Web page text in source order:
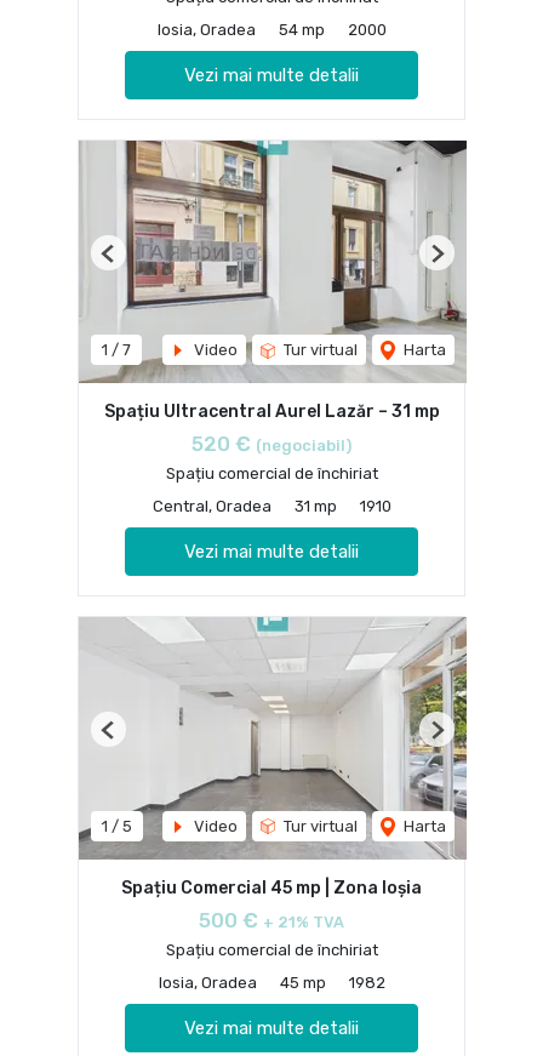
Iosia, Oradea
54 mp 2000
Vezi mai multe detalii
1 / 7 Video Tur virtual Harta
Previous Next
Spațiu Ultracentral Aurel Lazăr – 31 mp
520 € (negociabil)
Spațiu comercial de închiriat
Central, Oradea
31 mp 1910
Vezi mai multe detalii
1 / 5 Video Tur virtual Harta
Previous Next
Spațiu Comercial 45 mp | Zona Ioșia
500 € + 21% TVA
Spațiu comercial de închiriat
Iosia, Oradea
45 mp 1982
Vezi mai multe detalii